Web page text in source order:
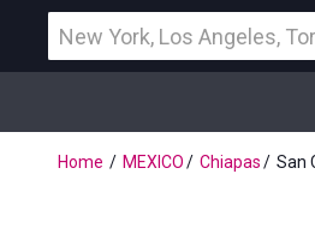
een
bestemming
Home
MEXICO Chiapas San